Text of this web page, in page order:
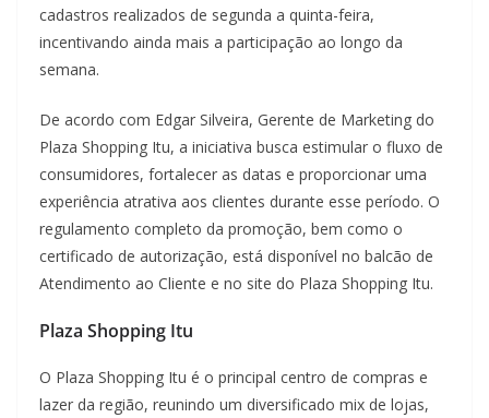
cadastros realizados de segunda a quinta-feira,
incentivando ainda mais a participação ao longo da
semana.
De acordo com Edgar Silveira, Gerente de Marketing do
Plaza Shopping Itu, a iniciativa busca estimular o fluxo de
consumidores, fortalecer as datas e proporcionar uma
experiência atrativa aos clientes durante esse período. O
regulamento completo da promoção, bem como o
certificado de autorização, está disponível no balcão de
Atendimento ao Cliente e no site do Plaza Shopping Itu.
Plaza Shopping Itu
O Plaza Shopping Itu é o principal centro de compras e
lazer da região, reunindo um diversificado mix de lojas,